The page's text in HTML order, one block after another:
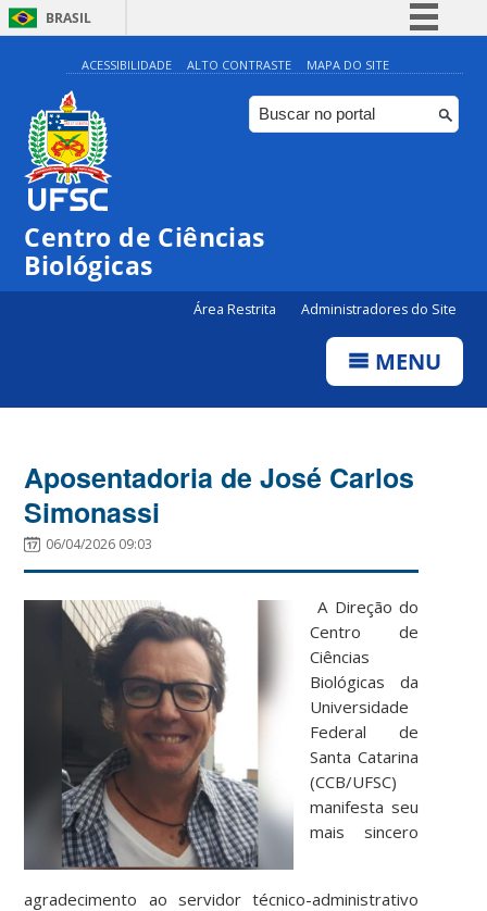
BRASIL
Simplifique!
Comunica BR
Participe
ACESSIBILIDADE ALTO CONTRASTE MAPA DO SITE
Centro de Ciências
Biológicas
Área Restrita Administradores do Site
MENU
Aposentadoria de José Carlos
Simonassi
06/04/2026 09:03
A Direção do
Centro de
Ciências
Biológicas da
Universidade
Federal de
Santa Catarina
(CCB/UFSC)
manifesta seu
mais sincero
agradecimento ao servidor técnico-administrativo